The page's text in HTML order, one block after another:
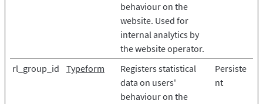
behaviour on the
website. Used for
internal analytics by
the website operator.
rl_group_id Typeform
Registers statistical
data on users'
behaviour on the
Persiste
nt